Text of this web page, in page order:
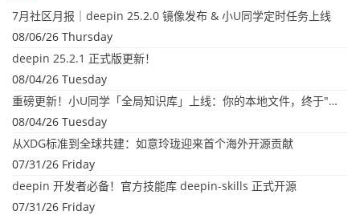
7月社区月报｜deepin 25.2.0 镜像发布 & 小U同学定时任务上线
08/06/26 Thursday
deepin 25.2.1 正式版更新！
08/04/26 Tuesday
重磅更新！小U同学「全局知识库」上线：你的本地文件，终于"活"起来了
08/04/26 Tuesday
从XDG标准到全球共建：如意玲珑迎来首个海外开源贡献
07/31/26 Friday
deepin 开发者必备！官方技能库 deepin-skills 正式开源
07/31/26 Friday